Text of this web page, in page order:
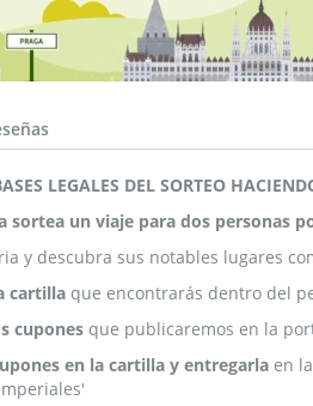
LEGALES DEL SORTEO
sortea un viaje para dos personas
y descubra sus notables lugares
cartilla que encontrarás dentro del
cupones que publicaremos en la
en la cartilla y entregarla en